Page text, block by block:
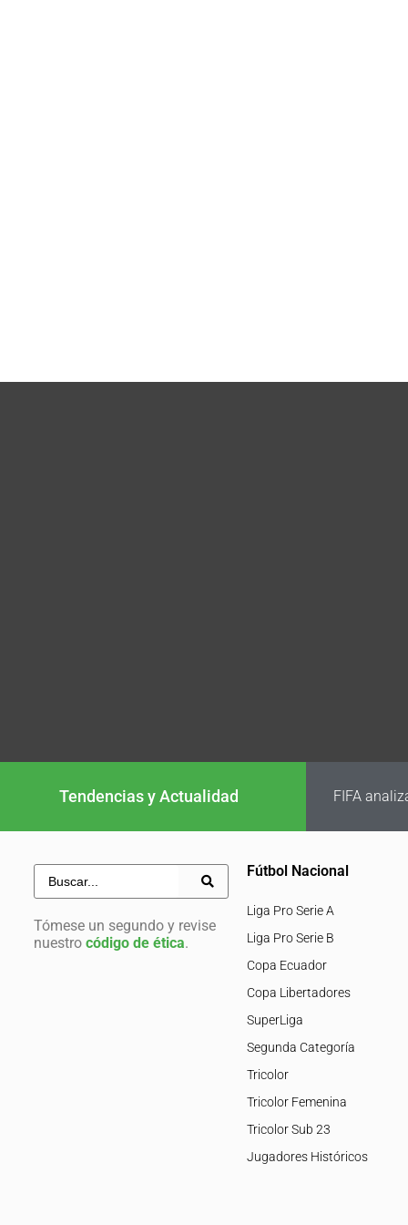
Tendencias y Actualidad FIFA
Tómese un segundo y revise
nuestro código de ética.
Fútbol Nacional
Liga Pro Serie A
Liga Pro Serie B
Copa Ecuador
Copa Libertadores
SuperLiga
Segunda Categoría
Tricolor
Tricolor Femenina
Tricolor Sub 23
Jugadores Históricos